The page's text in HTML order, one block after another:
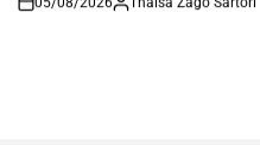
on